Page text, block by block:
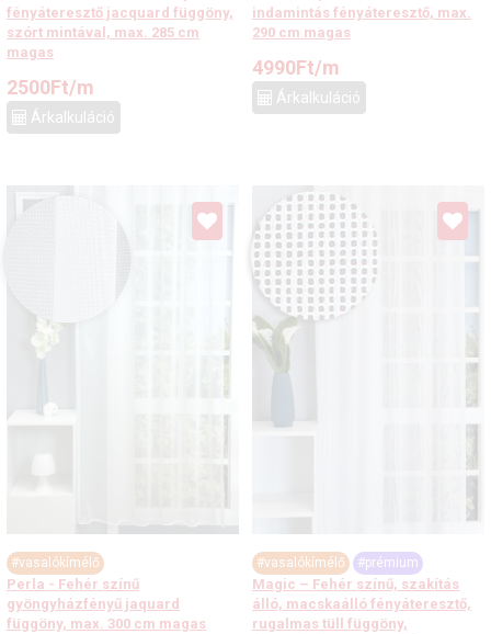
fényáteresztő jacquard függöny,
szórt mintával, max. 285 cm
magas
2500Ft/m
Árkalkuláció
indamintás fényáteresztő, max.
290 cm magas
4990Ft/m
Árkalkuláció
#vasalókímélő
Perla - Fehér színű
gyöngyházfényű jaquard
függöny, max. 300 cm magas
#vasalókímélő #prémium
Magic – Fehér színű, szakítás
álló, macskaálló fényáteresztő,
rugalmas tüll függöny,